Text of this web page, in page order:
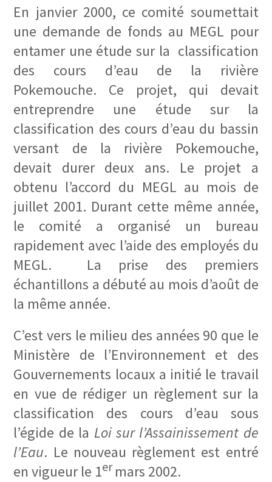
En janvier 2000, ce comité soumettait
une demande de fonds au MEGL pour
entamer une étude sur la classification
des cours d’eau de la rivière
Pokemouche. Ce projet, qui devait
entreprendre une étude sur la
classification des cours d’eau du bassin
versant de la rivière Pokemouche,
devait durer deux ans. Le projet a
obtenu l’accord du MEGL au mois de
juillet 2001. Durant cette même année,
le comité a organisé un bureau
rapidement avec l’aide des employés du
MEGL. La prise des premiers
échantillons a débuté au mois d’août de
la même année.
C’est vers le milieu des années 90 que le
Ministère de l’Environnement et des
Gouvernements locaux a initié le travail
en vue de rédiger un règlement sur la
classification des cours d’eau sous
l’égide de la Loi sur l’Assainissement de
l’Eau. Le nouveau règlement est entré
en vigueur le 1er mars 2002.